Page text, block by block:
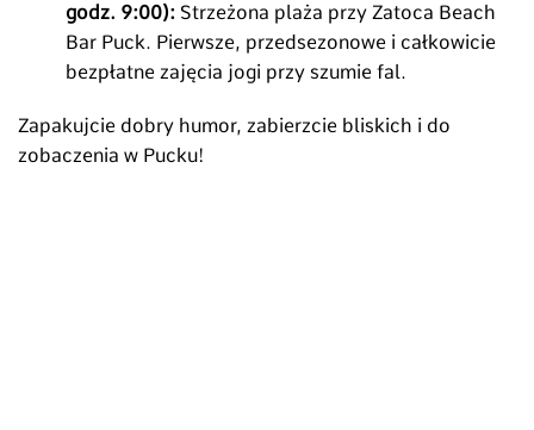
godz. 9:00): Strzeżona plaża przy Zatoca Beach
Bar Puck. Pierwsze, przedsezonowe i całkowicie
bezpłatne zajęcia jogi przy szumie fal.
Zapakujcie dobry humor, zabierzcie bliskich i do
zobaczenia w Pucku!